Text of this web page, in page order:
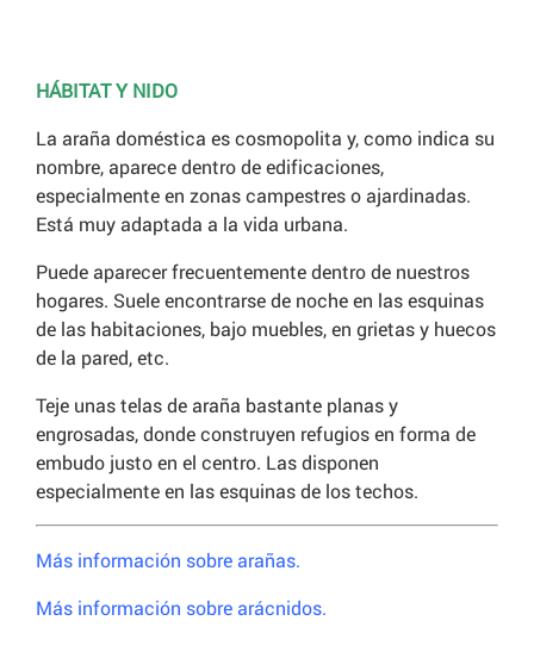
HÁBITAT Y NIDO
La araña doméstica es cosmopolita y, como indica su
nombre, aparece dentro de edificaciones,
especialmente en zonas campestres o ajardinadas.
Está muy adaptada a la vida urbana.
Puede aparecer frecuentemente dentro de nuestros
hogares. Suele encontrarse de noche en las esquinas
de las habitaciones, bajo muebles, en grietas y huecos
de la pared, etc.
Teje unas telas de araña bastante planas y
engrosadas, donde construyen refugios en forma de
embudo justo en el centro. Las disponen
especialmente en las esquinas de los techos.
Más información sobre arañas.
Más información sobre arácnidos.